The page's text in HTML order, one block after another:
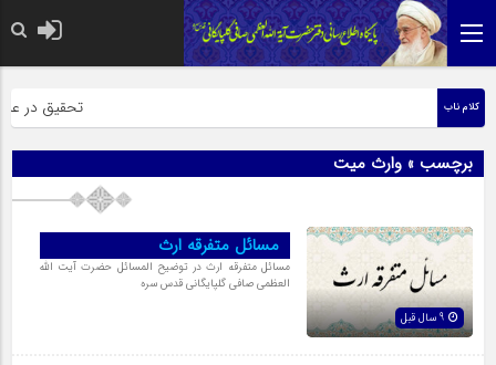
کلام ناب تحقیق در
برچسب » وارث میت
مسائل متفرقه ارث
مسائل متفرقه ارث در توضیح المسائل حضرت آیت الله
العظمی صافی گلپایگانی قدس سره